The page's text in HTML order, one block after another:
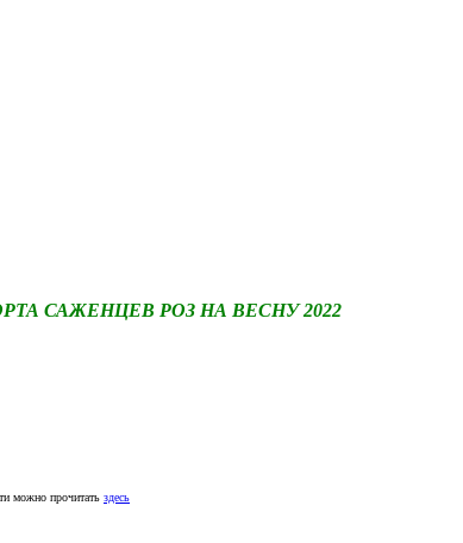
САЖЕНЦЕВ РОЗ НА ВЕСНУ 2022
можно прочитать здесь